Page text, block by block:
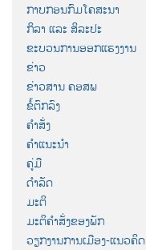
ກາບກອນກົມໂຄສະນາ
ກິລາ ແລະ ສິລະປະ
ຂະບວນການອອກແຮງງານ
ຂ່າວ
ຂ່າວສານ ຄອສພ
ຂໍ້ຕົກລົງ
ຄຳສັ່ງ
ຄຳແນະນຳ
ຄູ່ມື
ດຳລັດ
ມະຕິ
ມະຕິຄຳສັ່ງຂອງພັກ
ວຽກງານການເມືອງ-ແນວຄິດ